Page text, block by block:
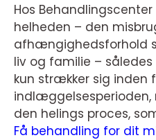
Hos
helheden – den
afhængighedsforhold
liv og familie –
kun strækker sig inden
den helings proces,
Få behandling for dit